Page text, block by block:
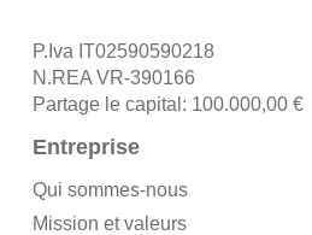
P.Iva IT02590590218
N.REA VR-390166
Partage le capital: 100.000,00 €
Entreprise
Qui sommes-nous
Mission et valeurs